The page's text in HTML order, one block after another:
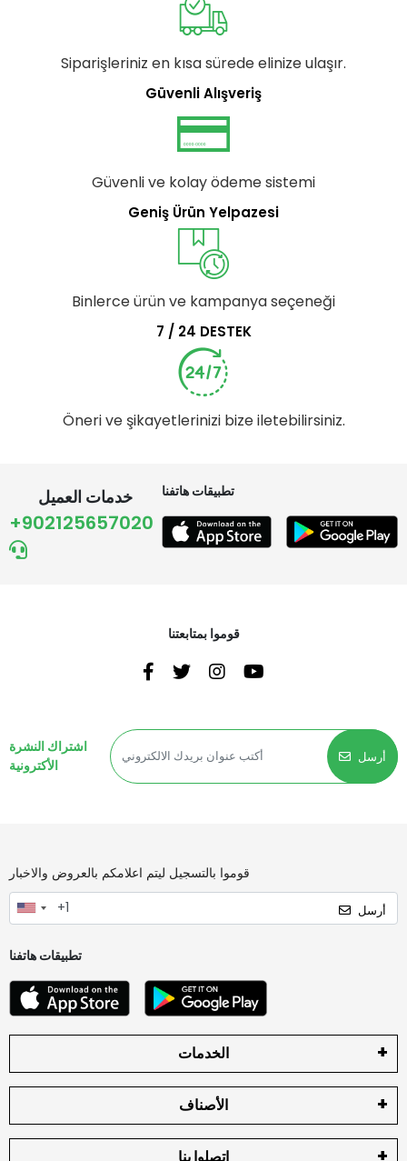
Siparişleriniz en kısa sürede elinize ulaşır.
Güvenli Alışveriş
Güvenli ve kolay ödeme sistemi
Geniş Ürün Yelpazesi
Binlerce ürün ve kampanya seçeneği
7 / 24 DESTEK
Öneri ve şikayetlerinizi bize iletebilirsiniz.
خدمات العميل
+902125657020
تطبيقات هاتفنا
قوموا بمتابعتنا
اشتراك النشرة
الأكترونية
أرسل
قوموا بالتسجيل ليتم اعلامكم بالعروض والاخبار
أرسل
تطبيقات هاتفنا
الخدمات
الأصناف
اتصلوا بنا